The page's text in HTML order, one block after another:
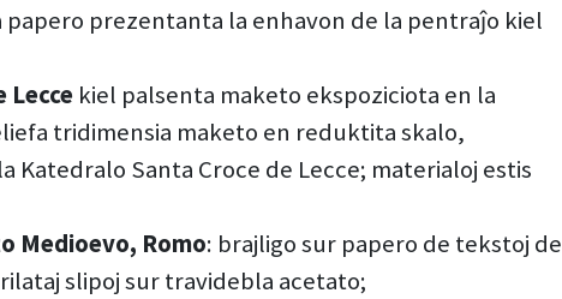
prezentanta la enhavon de la pentraĵo kiel
Lecce kiel palsenta maketo ekspoziciota en la
tridimensia maketo en reduktita skalo,
Santa Croce de Lecce; materialoj estis
Medioevo, Romo: brajligo sur papero de tekstoj de
slipoj sur travidebla acetato;